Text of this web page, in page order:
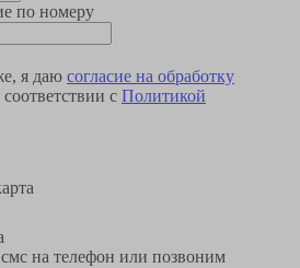
по номеру
я даю согласие на обработку
соответствии с Политикой
на телефон или позвоним